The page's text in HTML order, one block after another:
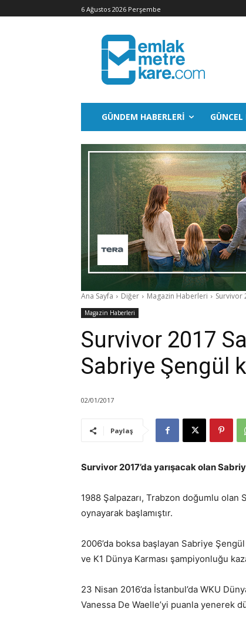
6 Ağustos 2026 Perşembe
GÜNDEM HABERLERI GÜNCEL
Ana Sayfa Diğer Magazin Haberleri Survivor
Magazin Haberleri
Survivor 2017
Sabriye Şengül
02/01/2017
Paylaş
Survivor 2017’da yarışacak olan
1988 Şalpazarı, Trabzon doğumlu
oynayarak başlamıştır.
2006’da boksa başlayan Sabriye
ve K1 Dünya Karması şampiyonluğu
23 Nisan 2016’da İstanbul’da WKU
Vanessa De Waelle’yi puanla yenerek